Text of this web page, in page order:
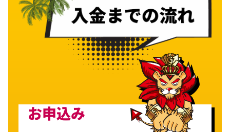
お申込み